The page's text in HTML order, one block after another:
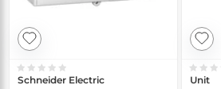
Schneider Electric
Unit